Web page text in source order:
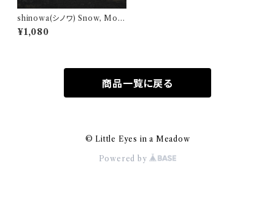
shinowa(シノワ) Snow, Moo
n, Flowers / Almost Certai
n 7inch single (include a C
¥1,080
商品一覧に戻る
© Little Eyes in a Meadow
Powered by